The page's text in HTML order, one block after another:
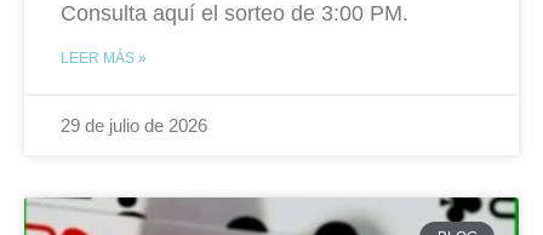
Consulta aquí el sorteo de 3:00 PM.
LEER MÁS »
29 de julio de 2026